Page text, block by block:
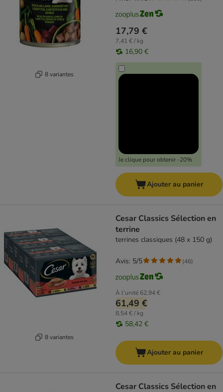
8 variantes
17,79 €
7,41 € / kg
16,90 €
Je clique pour obtenir -20%
Ajouter au panier
8 variantes
Cesar Classics Sélection en
terrine
terrines classiques (48 x 150 g)
À l'unité 62,94 €
61,49 €
8,54 € / kg
58,42 €
Avis: 5/5 (46)
Ajouter au panier
Cesar Classics Sélection en